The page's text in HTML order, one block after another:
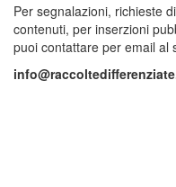
Per segnalazioni, richieste
contenuti, per inserzioni
puoi contattare per email al